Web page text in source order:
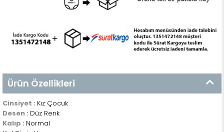
Ürün Özellikleri
Cinsiyet : Kız Çocuk
Desen : Düz Renk
Kalıp : Normal